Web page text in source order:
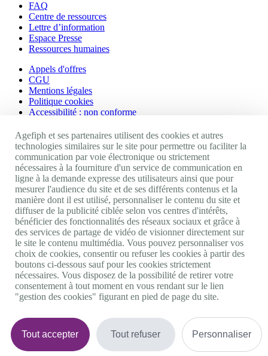
FAQ
Centre de ressources
Lettre d’information
Espace Presse
Ressources humaines
Appels d'offres
CGU
Mentions légales
Politique cookies
Accessibilité : non conforme
Nos autres sites
Site portail Agefiph
Activateur de progrès
Handinnov
Innovation et recherche
Université du RRH
Service AppuiPro
Nous suivre
Youtube
Linkedin
Facebook
Twitter
0 800 11 10 09Services & appel gratuitsDe 9h à 18h.
Nous contacter
Plateforme de mise en contact LSF
Agefiph et ses partenaires utilisent des cookies et autres
technologies similaires sur le site pour permettre ou faciliter la
communication par voie électronique ou strictement
nécessaires à la fourniture d'un service de communication en
ligne à la demande expresse des utilisateurs ainsi que pour
mesurer l'audience du site et de ses différents contenus et la
manière dont il est utilisé, personnaliser le contenu du site et
diffuser de la publicité ciblée selon vos centres d'intérêts,
bénéficier des fonctionnalités des réseaux sociaux et grâce à
des services de partage de vidéo de visionner directement sur
le site le contenu multimédia. Vous pouvez personnaliser vos
choix de cookies, consentir ou refuser les cookies à partir des
boutons ci-dessous sauf pour les cookies strictement
nécessaires. Vous disposez de la possibilité de retirer votre
consentement à tout moment en vous rendant sur le lien
"gestion des cookies" figurant en pied de page du site.
Tout accepter Tout refuser Personnaliser